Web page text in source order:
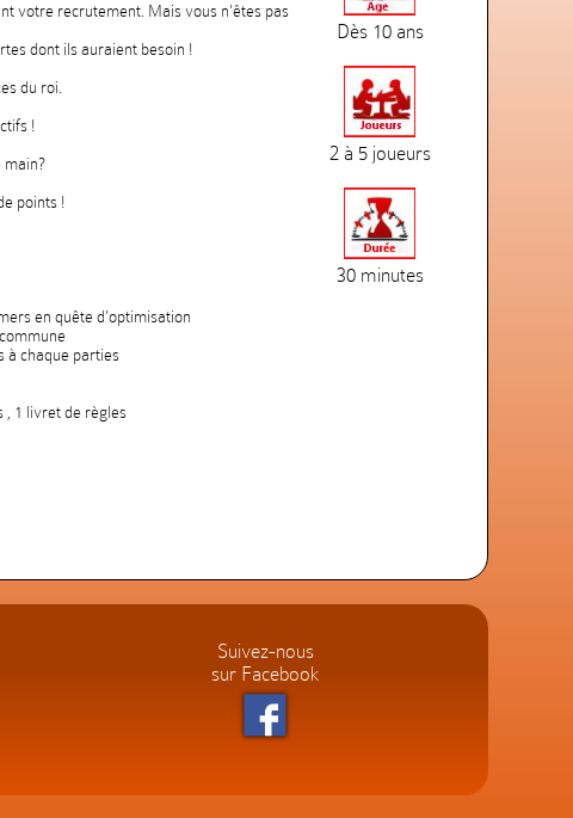
votre recrutement. Mais vous n'êtes pas
dont ils auraient besoin !
du roi.
!
main?
points !
en quête d'optimisation
à chaque parties
, 1 livret de règles
Dès 10 ans
2 à 5 joueurs
30 minutes
Suivez-nous
sur Facebook